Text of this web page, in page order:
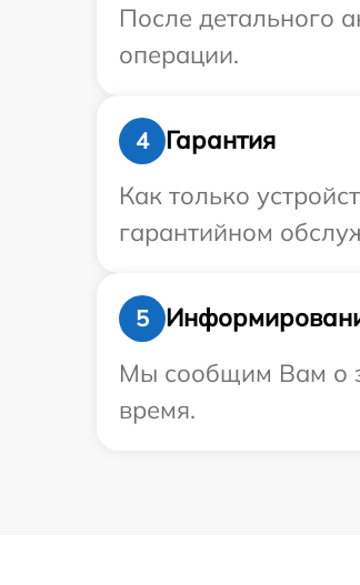
После детального
операции.
4
Гарантия
Как только
гарантийном
5
Мы сообщим Вам о
время.